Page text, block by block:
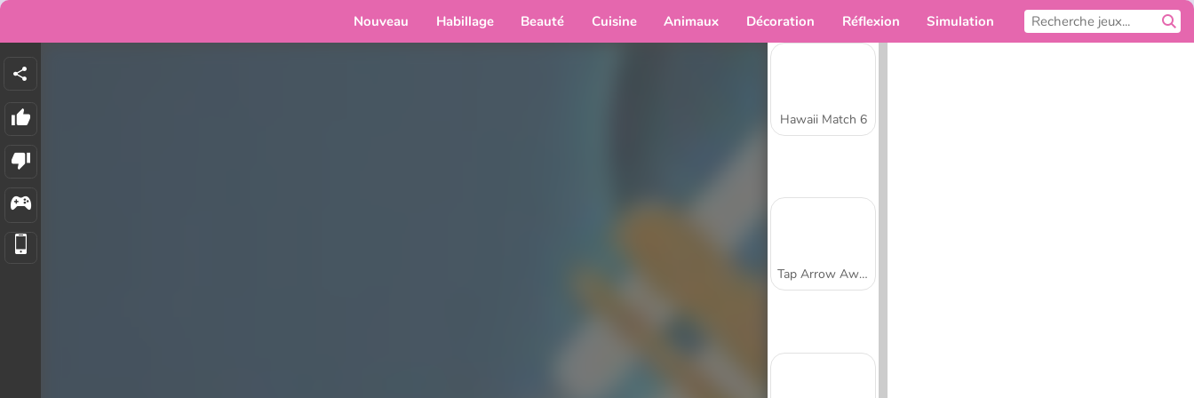
Nouveau Habillage Beauté Cuisine Animaux Décoration Réflexion Simulation
Hawaii Match 6
Tap Arrow Away